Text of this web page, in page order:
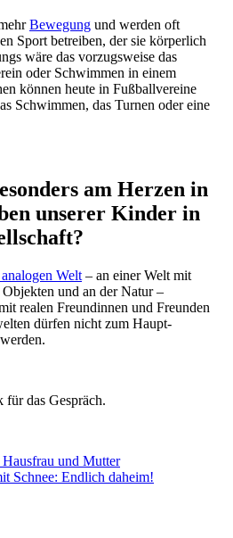
Bewegung und werden oft
Sport betreiben, der sie körperlich
wäre das vorzugsweise das
oder Schwimmen in einem
können heute in Fußballvereine
Schwimmen, das Turnen oder eine
am Herzen in
unserer Kinder in
Welt – an einer Welt mit
und an der Natur –
realen Freundinnen und Freunden
dürfen nicht zum Haupt-
das Gespräch.
und Mutter
Schnee: Endlich daheim!